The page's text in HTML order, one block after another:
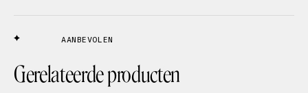
AANBEVOLEN
Gerelateerde producten